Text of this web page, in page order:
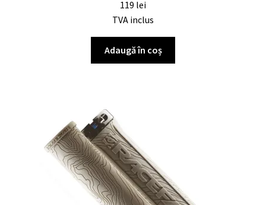
119 lei
TVA inclus
Adaugă în coș